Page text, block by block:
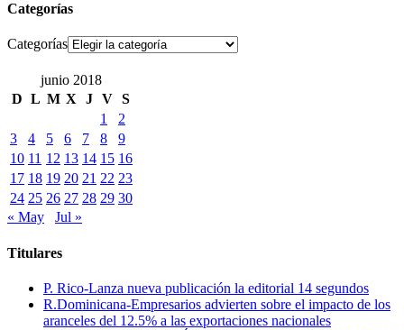
Categorías
Categorías
junio 2018
D L M X J V S
1
2
3
4 5 6 7 8
9
10 11 12 13 14 15 16
17 18 19 20 21 22 23
24 25 26 27 28 29 30
« May
Jul »
Titulares
P. Rico-Lanza nueva publicación la editorial 14 segundos
R.Dominicana-Empresarios advierten sobre el impacto de los
aranceles del 12.5% a las exportaciones nacionales